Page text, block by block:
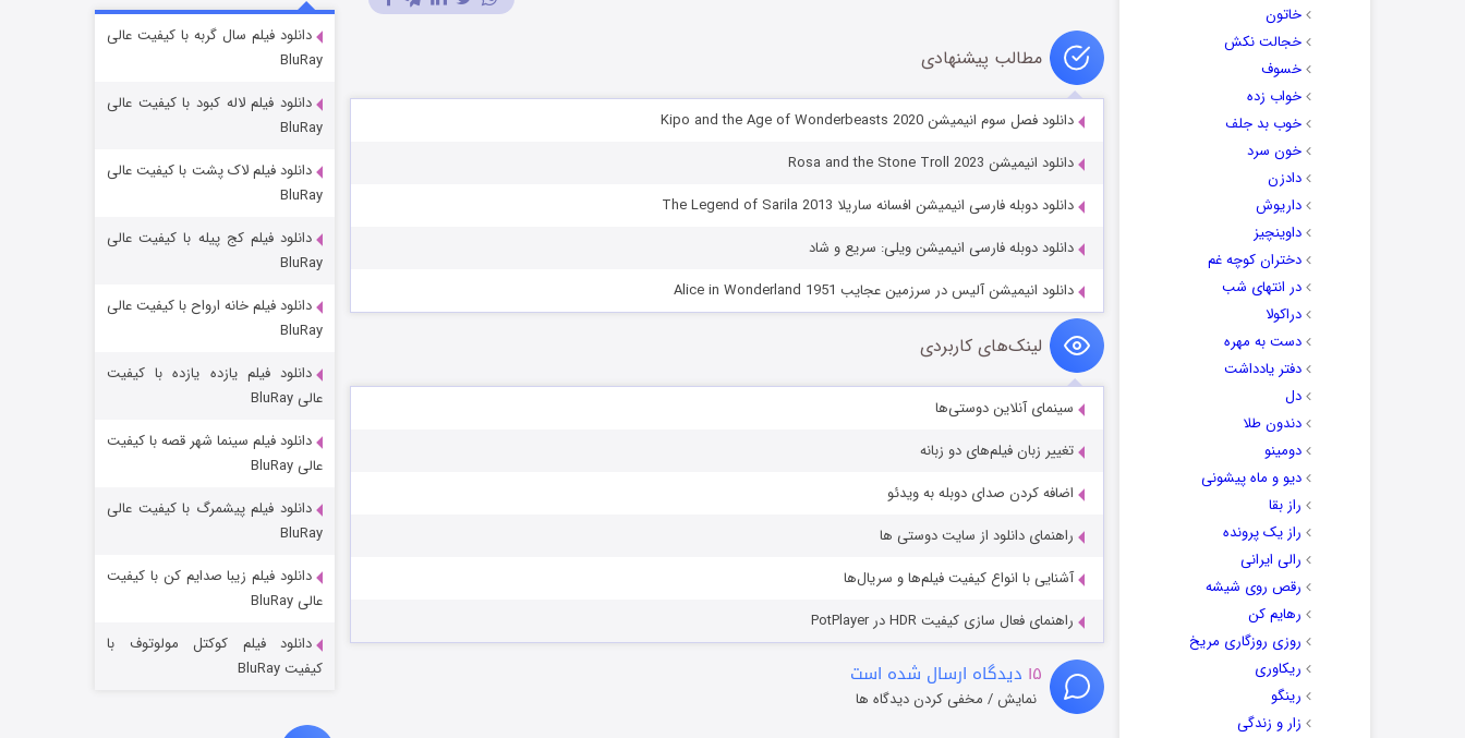
خاتون
خجالت نکش
خسوف
خواب زده
خوب بد جلف
خون سرد
دادزن
داریوش
داوینچیز
دختران کوچه غم
در انتهای شب
دراکولا
دست به مهره
دفتر یادداشت
دل
دندون طلا
دومینو
دیو و ماه پیشونی
راز بقا
راز یک پرونده
رالی ایرانی
رقص روی شیشه
رهایم کن
روزی روزگاری مریخ
ریکاوری
رینگو
زار و زندگی
مطالب پیشنهادی
دانلود فصل سوم انیمیشن Kipo and the Age of Wonderbeasts 2020
دانلود انیمیشن Rosa and the Stone Troll 2023
دانلود دوبله فارسی انیمیشن افسانه ساریلا The Legend of Sarila 2013
دانلود دوبله فارسی انیمیشن ویلی: سریع و شاد
دانلود انیمیشن آلیس در سرزمین عجایب Alice in Wonderland 1951
لینک‌های کاربردی
سینمای آنلاین دوستی‌ها
تغییر زبان فیلم‌های دو زبانه
اضافه کردن صدای دوبله به ویدئو
راهنمای دانلود از سایت دوستی ها
آشنایی با انواع کیفیت فیلم‌ها و سریال‌ها
راهنمای فعال سازی کیفیت HDR در PotPlayer
۱۵ دیدگاه ارسال شده است
نمایش / مخفی کردن دیدگاه ها
فروشگاهی برای قاتلان فصل ۲
قسمت
شوهر
عملیات آپارتمان
دانلود فیلم سال گربه با کیفیت عالی
BluRay
دانلود فیلم لاله کبود با کیفیت عالی
BluRay
دانلود فیلم لاک پشت با کیفیت عالی
BluRay
دانلود فیلم کج‌ پیله با کیفیت عالی
BluRay
دانلود فیلم خانه ارواح با کیفیت عالی
BluRay
دانلود فیلم یازده یازده با کیفیت
عالی BluRay
دانلود فیلم سینما شهر قصه با کیفیت
عالی BluRay
دانلود فیلم پیشمرگ با کیفیت عالی
BluRay
دانلود فیلم زیبا صدایم کن با کیفیت
عالی BluRay
دانلود فیلم کوکتل مولوتوف با
کیفیت BluRay